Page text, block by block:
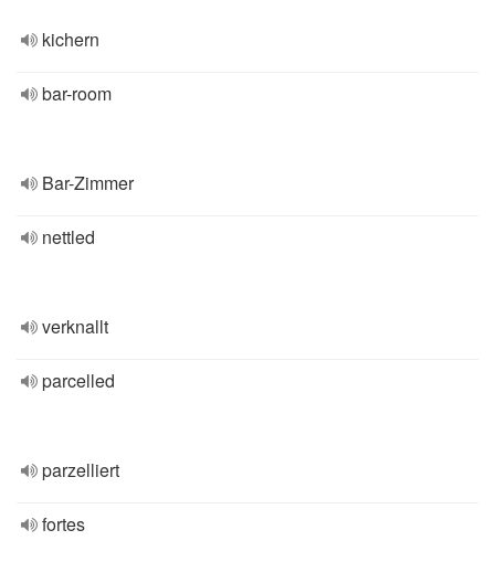
kichern
bar-room
Bar-Zimmer
nettled
verknallt
parcelled
parzelliert
fortes